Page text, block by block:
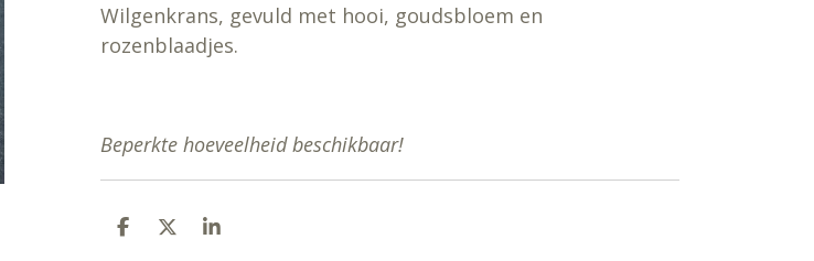
Wilgenkrans, gevuld met hooi, goudsbloem en
rozenblaadjes.
Beperkte hoeveelheid beschikbaar!
D
D
S